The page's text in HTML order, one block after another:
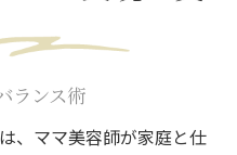
ランス術
、ママ美容師が家庭と仕